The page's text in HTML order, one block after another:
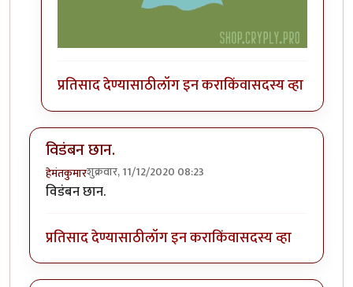
प्रतिसाद देण्यासाठीलॉग इन कराकिंवासदस्य व्हा
विडंबन छान.
हेमंतकुमारशुक्रवार, 11/12/2020 08:23
विडंबन छान.
प्रतिसाद देण्यासाठीलॉग इन कराकिंवासदस्य व्हा